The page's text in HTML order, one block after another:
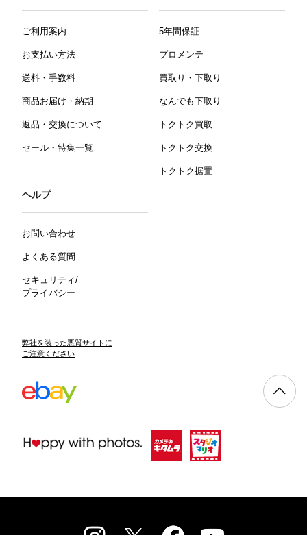
ご利用案内
お支払い方法
送料・手数料
商品お届け・納期
返品・交換について
セール・特集一覧
5年間保証
プロメンテ
買取り・下取り
なんでも下取り
トクトク買取
トクトク交換
トクトク据置
ヘルプ
お問い合わせ
よくある質問
セキュリティ/
プライバシー
弊社を装った悪質サイトに
ご注意ください